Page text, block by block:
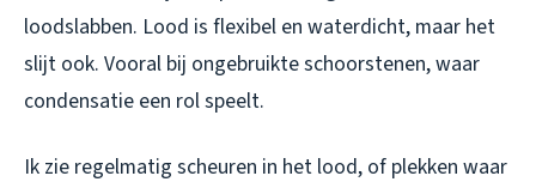
loodslabben. Lood is flexibel en waterdicht, maar het
slijt ook. Vooral bij ongebruikte schoorstenen, waar
condensatie een rol speelt.
Ik zie regelmatig scheuren in het lood, of plekken waar